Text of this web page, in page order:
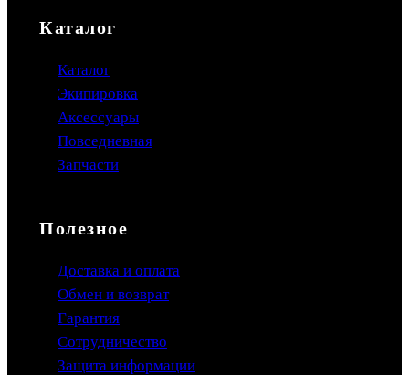
Каталог
Каталог
Экипировка
Аксессуары
Повседневная
Запчасти
Полезное
Доставка и оплата
Обмен и возврат
Гарантия
Сотрудничество
Защита информации